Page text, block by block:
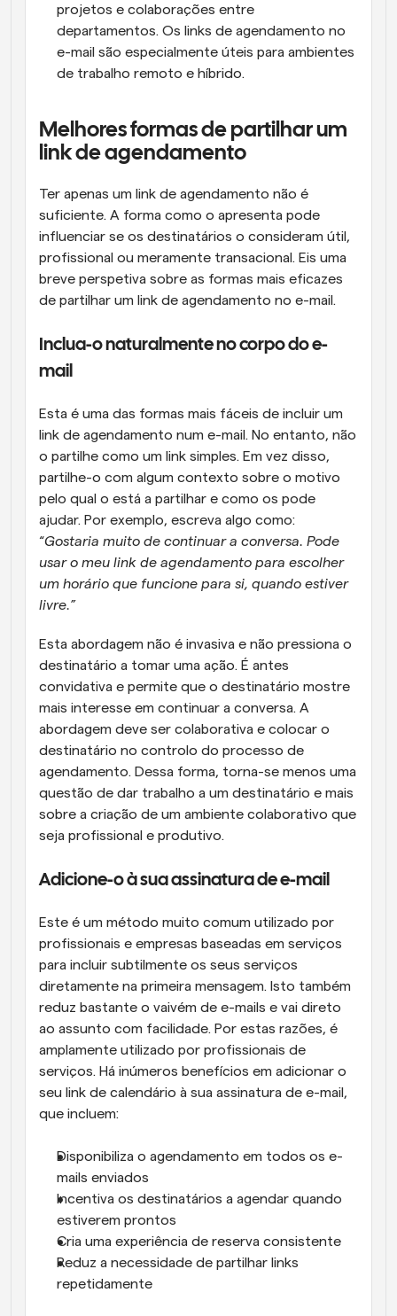
projetos e colaborações entre
departamentos. Os links de agendamento no
e-mail são especialmente úteis para ambientes
de trabalho remoto e híbrido.
Melhores formas de partilhar um
link de agendamento
Ter apenas um link de agendamento não é
suficiente. A forma como o apresenta pode
influenciar se os destinatários o consideram útil,
profissional ou meramente transacional. Eis uma
breve perspetiva sobre as formas mais eficazes
de partilhar um link de agendamento no e-mail.
Inclua-o naturalmente no corpo do e-
mail
Esta é uma das formas mais fáceis de incluir um
link de agendamento num e-mail. No entanto, não
o partilhe como um link simples. Em vez disso,
partilhe-o com algum contexto sobre o motivo
pelo qual o está a partilhar e como os pode
ajudar. Por exemplo, escreva algo como:
“Gostaria muito de continuar a conversa. Pode
usar o meu link de agendamento para escolher
um horário que funcione para si, quando estiver
livre.”
Esta abordagem não é invasiva e não pressiona o
destinatário a tomar uma ação. É antes
convidativa e permite que o destinatário mostre
mais interesse em continuar a conversa. A
abordagem deve ser colaborativa e colocar o
destinatário no controlo do processo de
agendamento. Dessa forma, torna-se menos uma
questão de dar trabalho a um destinatário e mais
sobre a criação de um ambiente colaborativo que
seja profissional e produtivo.
Adicione-o à sua assinatura de e-mail
Este é um método muito comum utilizado por
profissionais e empresas baseadas em serviços
para incluir subtilmente os seus serviços
diretamente na primeira mensagem. Isto também
reduz bastante o vaivém de e-mails e vai direto
ao assunto com facilidade. Por estas razões, é
amplamente utilizado por profissionais de
serviços. Há inúmeros benefícios em adicionar o
seu link de calendário à sua assinatura de e-mail,
que incluem:
Disponibiliza o agendamento em todos os e-
mails enviados
Incentiva os destinatários a agendar quando
estiverem prontos
Cria uma experiência de reserva consistente
Reduz a necessidade de partilhar links
repetidamente